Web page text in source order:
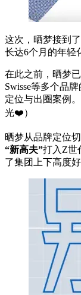
这次，晒梦接到
长达6个月的年轻
在此之前，晒梦
Swisse等多个品
定位与出圈案例
光❤️）
晒梦从品牌定位
“新高夫”打入Z世
了集团上下高度好